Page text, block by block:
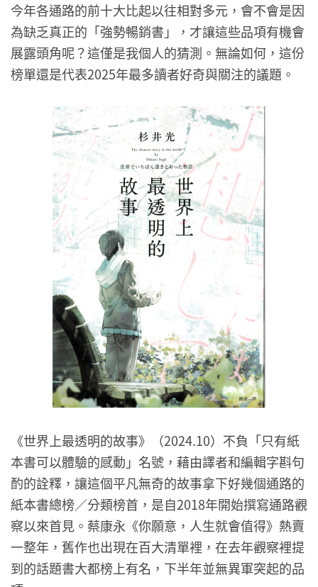
今年各通路的前十大比起以往相對多元，會不會是因
為缺乏真正的「強勢暢銷書」，才讓這些品項有機會
展露頭角呢？這僅是我個人的猜測。無論如何，這份
榜單還是代表2025年最多讀者好奇與關注的議題。
《世界上最透明的故事》（2024.10）不負「只有紙
本書可以體驗的感動」名號，藉由譯者和編輯字斟句
酌的詮釋，讓這個平凡無奇的故事拿下好幾個通路的
紙本書總榜／分類榜首，是自2018年開始撰寫通路觀
察以來首見。蔡康永《你願意，人生就會值得》熱賣
一整年，舊作也出現在百大清單裡，在去年觀察裡提
到的話題書大都榜上有名，下半年並無異軍突起的品